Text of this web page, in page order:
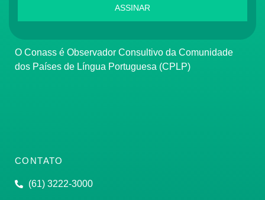
ASSINAR
O Conass é Observador Consultivo da Comunidade
dos Países de Língua Portuguesa (CPLP)
CONTATO
(61) 3222-3000